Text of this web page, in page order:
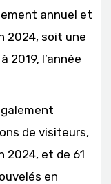
annuel et
2024, soit une
2019, l’année
de visiteurs,
2024, et de 61
en